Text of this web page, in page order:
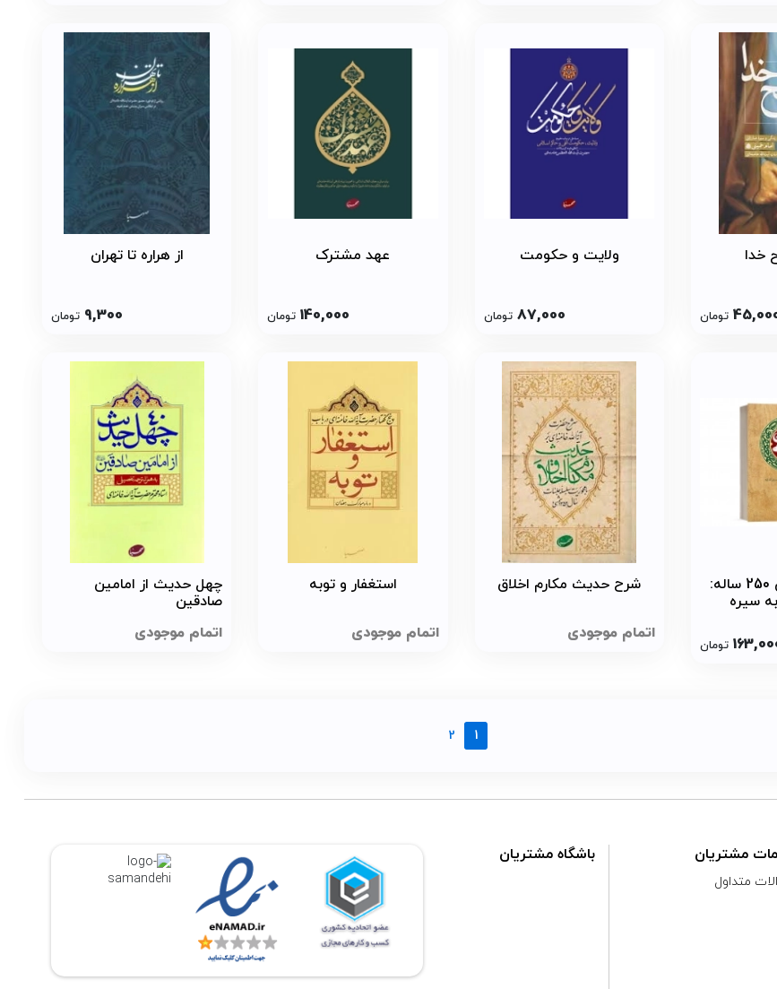
خدا
تومان
ولایت و حکومت
87,000 تومان
عهد مشترک
140,000 تومان
از هراره تا تهران
9,300 تومان
حلقه دوم انسان 250 ساله:
سیره
تومان
شرح حدیث مکارم اخلاق
اتمام موجودی
استغفار و توبه
اتمام موجودی
چهل حدیث از امامین
صادقین
اتمام موجودی
1
2
مشتریان
متداول
باشگاه مشتریان